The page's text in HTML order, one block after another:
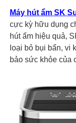
Máy hút ẩm SK
cực kỳ hữu dụng
hút ẩm hiệu quả,
loại bỏ bụi bẩn, vi
bảo sức khỏe của